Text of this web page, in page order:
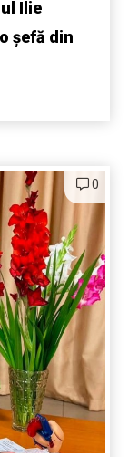
Ilie
șefă din
0